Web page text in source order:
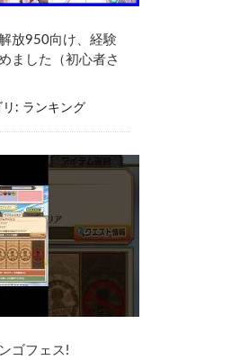
放950向け、経験
ました（初心者さ
リ: ランキング
ゴフェス!